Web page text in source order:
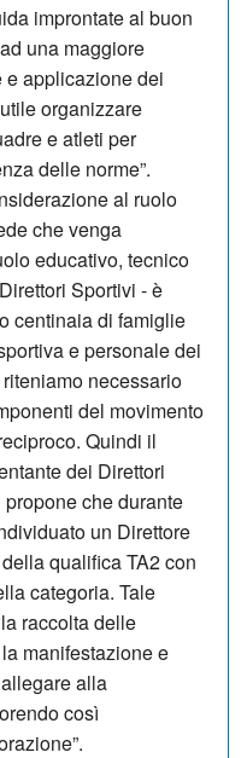
improntate al buon
una maggiore
e applicazione dei
organizzare
e atleti per
delle norme”.
al ruolo
che venga
educativo, tecnico
Sportivi - è
centinaia di famiglie
e personale dei
necessario
del movimento
Quindi il
dei Direttori
che durante
un Direttore
qualifica TA2 con
categoria. Tale
raccolta delle
manifestazione e
alla
così